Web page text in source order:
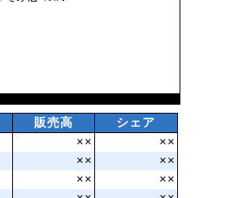
販売高
シェア
××
××
××
××
××
××